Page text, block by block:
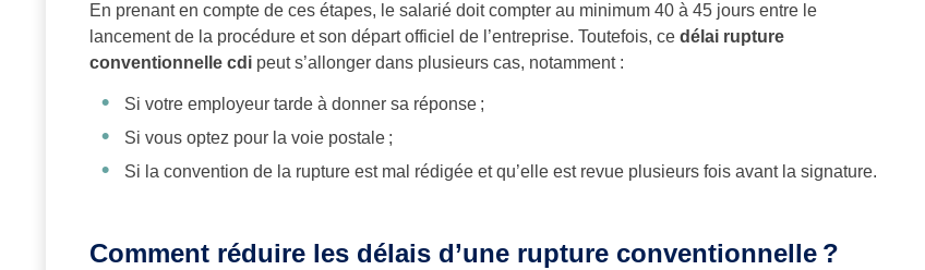
En prenant en compte de ces étapes, le salarié doit compter au minimum 40 à 45 jours entre le
lancement de la procédure et son départ officiel de l’entreprise. Toutefois, ce délai rupture
conventionnelle cdi peut s’allonger dans plusieurs cas, notamment :
Si votre employeur tarde à donner sa réponse ;
Si vous optez pour la voie postale ;
Si la convention de la rupture est mal rédigée et qu’elle est revue plusieurs fois avant la signature.
Comment réduire les délais d’une rupture conventionnelle ?